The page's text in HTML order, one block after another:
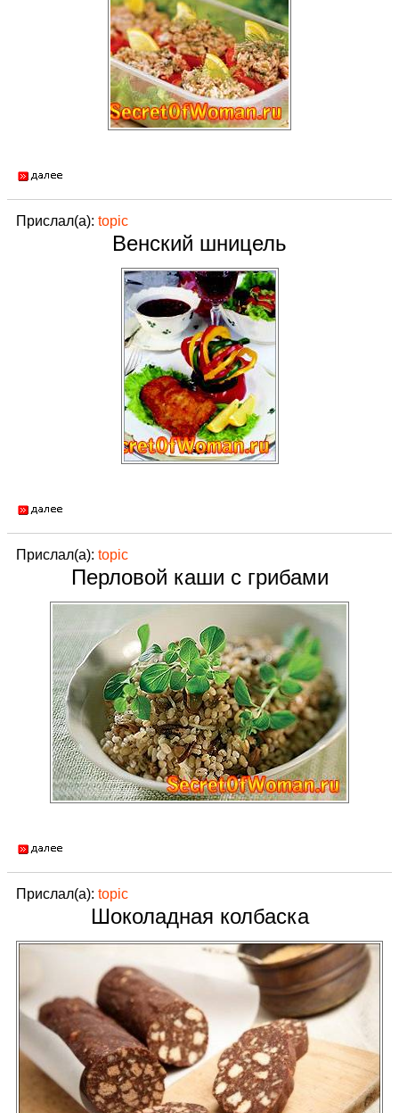
Прислал(а): topic
Венский шницель
Прислал(а): topic
Перловой каши с грибами
Прислал(а): topic
Шоколадная колбаска